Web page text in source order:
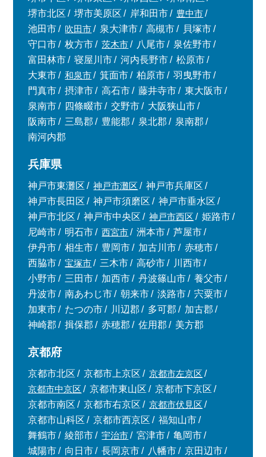
堺市北区
堺市美原区 岸和田市
豊中市
池田市
吹田市 泉大津市 高槻市
貝塚市
守口市
枚方市 茨木市 八尾市
泉佐野市
富田林市
寝屋川市 河内長野市
松原市
大東市
和泉市 箕面市 柏原市
羽曳野市
門真市
摂津市 高石市 藤井寺市
東大阪市
泉南市
四條畷市 交野市
大阪狭山市
阪南市
三島郡 豊能郡 泉北郡
泉南郡
南河内郡
兵庫県
神戸市東灘区 神戸市灘区
神戸市兵庫区
神戸市長田区
神戸市須磨区
神戸市垂水区
神戸市北区
神戸市中央区 神戸市西区
姫路市
尼崎市
明石市 西宮市 洲本市
芦屋市
伊丹市
相生市 豊岡市 加古川市
赤穂市
西脇市
宝塚市 三木市 高砂市
川西市
小野市
三田市 加西市 丹波篠山市
養父市
丹波市
南あわじ市 朝来市 淡路市
宍粟市
加東市
たつの市 川辺郡 多可郡
加古郡
神崎郡
揖保郡 赤穂郡 佐用郡 美方郡
京都府
京都市北区 京都市上京区
京都市左京区
京都市中京区
京都市東山区
京都市下京区
京都市南区
京都市右京区
京都市伏見区
京都市山科区
京都市西京区
福知山市
舞鶴市
綾部市 宇治市 宮津市
亀岡市
城陽市
向日市 長岡京市 八幡市
京田辺市